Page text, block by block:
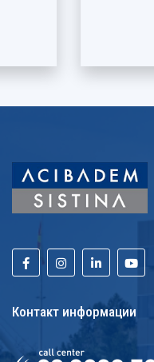
Контакт информации